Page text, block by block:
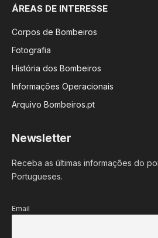
ÁREAS DE INTERESSE
Corpos de Bombeiros
Fotografia
História dos Bombeiros
Informações Operacionais
Arquivo Bombeiros.pt
Newsletter
Receba as últimas informações do
Portugueses.
Email